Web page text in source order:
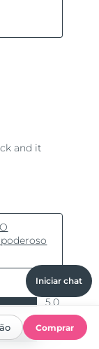
Iniciar chat
Comprar